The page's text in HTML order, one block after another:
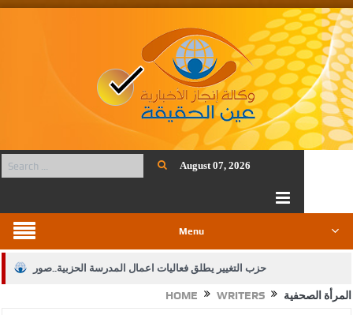
August 07, 2026
Menu
حزب التغيير يطلق فعاليات اعمال المدرسة الحزبية..صور
الجيش يفتح باب التجنيد لحملة البكالوريوس في الحقوق والقانون
HOME WRITERS المرأة الصحفية